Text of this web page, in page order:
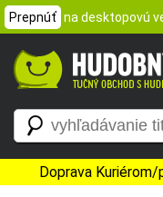
Prepnúť na desktopovú
Doprava